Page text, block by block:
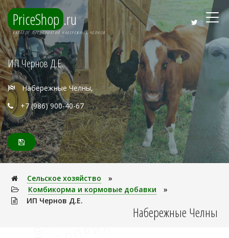
PriceShop .ru
КАТАЛОГ ПРЕДПРИЯТИЙ НАБЕРЕЖНЫХ ЧЕЛНОВ
ИП Чернов Д.Е.
Набережные Челны,
+7 (986) 900-40-67
Сельское хозяйство
»
Комбикорма и кормовые добавки
»
ИП Чернов Д.Е.
Набережные Челны